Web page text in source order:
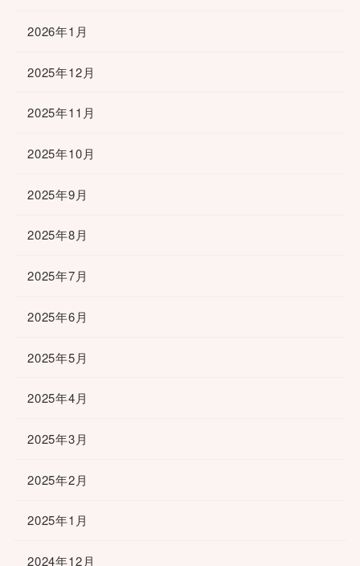
2026年1月
2025年12月
2025年11月
2025年10月
2025年9月
2025年8月
2025年7月
2025年6月
2025年5月
2025年4月
2025年3月
2025年2月
2025年1月
2024年12月